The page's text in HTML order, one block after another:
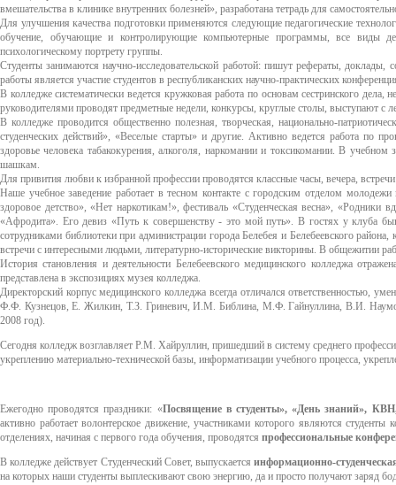
вмешательства в клинике внутренних болезней», разработана тетрадь для
Для улучшения качества подготовки применяются следующие педагогические
обучение, обучающие и контролирующие компьютерные программы, все виды
психологическому портрету группы.
Студенты занимаются научно-исследовательской работой: пишут рефераты,
работы является участие студентов в республиканских научно-практических
В колледже систематически ведется кружковая работа по основам сестринского
руководителями проводят предметные недели, конкурсы, круглые столы, выступают с
В колледже проводится общественно полезная, творческая, национально-
студенческих действий», «Веселые старты» и другие. Активно ведется работа по
здоровье человека табакокурения, алкоголя, наркомании и токсикомании. В
шашкам.
Для привития любви к избранной профессии проводятся классные часы, вечера,
Наше учебное заведение работает в тесном контакте с городским отделом
здоровое детство», «Нет наркотикам!», фестиваль «Студенческая весна»,
«Афродита». Его девиз «Путь к совершенству - это мой путь». В гостях у клуба
сотрудниками библиотеки при администрации города Белебея и Белебеевского
встречи с интересными людьми, литературно-исторические викторины. В общежитии
История становления и деятельности Белебеевского медицинского колледжа
представлена в экспозициях музея колледжа.
Директорский корпус медицинского колледжа всегда отличался ответственностью,
Ф.Ф. Кузнецов, Е. Жилкин, Т.З. Гриневич, И.М. Библина, М.Ф. Гайнуллина, В.И.
2008 год).
Сегодня колледж возглавляет Р.М. Хайруллин, пришедший в систему среднего
укреплению материально-технической базы, информатизации учебного процесса,
Ежегодно проводятся праздники: «Посвящение в студенты», «День знаний»,
активно работает волонтерское движение, участниками которого являются
отделениях, начиная с первого года обучения, проводятся профессиональные
В колледже действует Студенческий Совет, выпускаетсяинформационно-
на которых наши студенты выплескивают свою энергию, да и просто получают заряд